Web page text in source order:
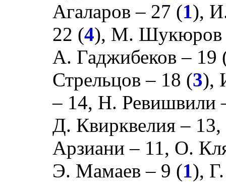
Агаларов – 27 (1),
22 (4), М. Шукюров
А. Гаджибеков – 19
Стрельцов – 18 (3),
– 14, Н. Ревишвили
Д. Квирквелия – 13,
Арзиани – 11, О.
Э. Мамаев – 9 (1),